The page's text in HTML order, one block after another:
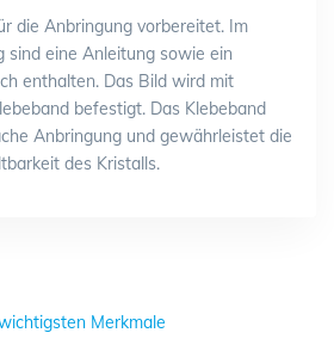
die Anbringung vorbereitet. Im
sind eine Anleitung sowie ein
enthalten. Das Bild wird mit
befestigt. Das Klebeband
Anbringung und gewährleistet die
des Kristalls.
Merkmale